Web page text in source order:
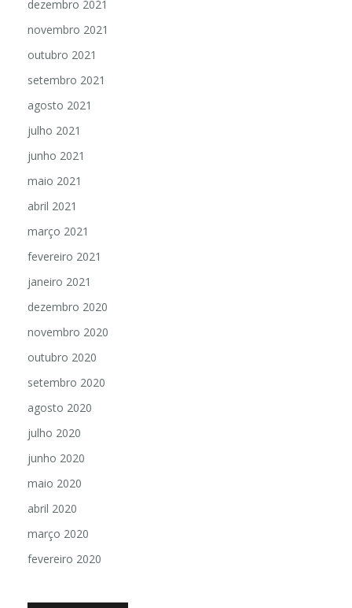
dezembro 2021
novembro 2021
outubro 2021
setembro 2021
agosto 2021
julho 2021
junho 2021
maio 2021
abril 2021
março 2021
fevereiro 2021
janeiro 2021
dezembro 2020
novembro 2020
outubro 2020
setembro 2020
agosto 2020
julho 2020
junho 2020
maio 2020
abril 2020
março 2020
fevereiro 2020